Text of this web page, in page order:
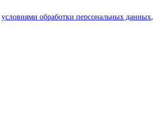
условиями обработки персональных данных,